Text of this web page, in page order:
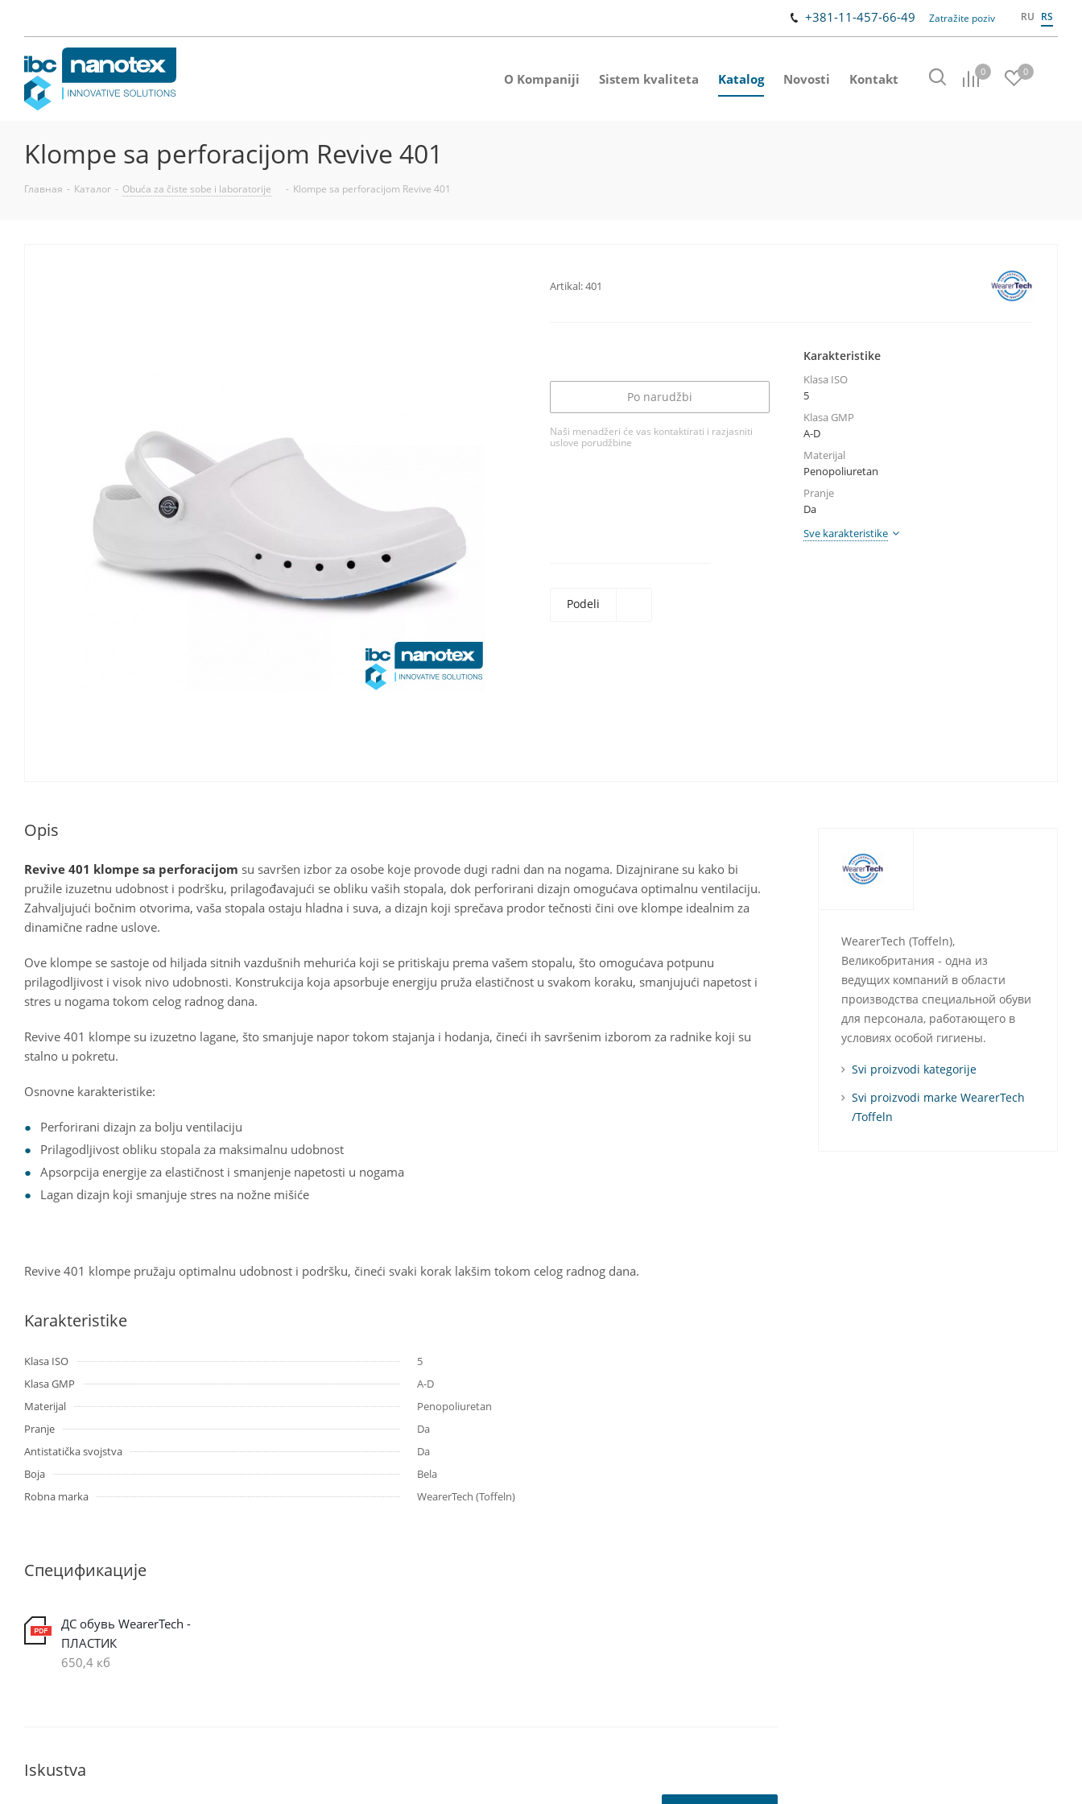
+381-11-457-66-49 Zatražite poziv RU RS
0 0
O Kompaniji Sistem kvaliteta Katalog Novosti Kontakt
Klompe sa perforacijom Revive 401
Главная - Каталог - Obuća za čiste sobe i laboratorije - Klompe sa perforacijom Revive 401
Artikal:401
Po narudžbi
Naši menadžeri će vas kontaktirati i razjasniti
uslove porudžbine
Karakteristike
Klasa ISO
5
Klasa GMP
A-D
Materijal
Penopoliuretan
Pranje
Da
Sve karakteristike
Podeli
Opis
Revive 401 klompe sa perforacijom su savršen izbor za osobe koje provode dugi radni dan na nogama. Dizajnirane su kako bi
pružile izuzetnu udobnost i podršku, prilagođavajući se obliku vaših stopala, dok perforirani dizajn omogućava optimalnu ventilaciju.
Zahvaljujući bočnim otvorima, vaša stopala ostaju hladna i suva, a dizajn koji sprečava prodor tečnosti čini ove klompe idealnim za
dinamične radne uslove.
Ove klompe se sastoje od hiljada sitnih vazdušnih mehurića koji se pritiskaju prema vašem stopalu, što omogućava potpunu
prilagodljivost i visok nivo udobnosti. Konstrukcija koja apsorbuje energiju pruža elastičnost u svakom koraku, smanjujući napetost i
stres u nogama tokom celog radnog dana.
Revive 401 klompe su izuzetno lagane, što smanjuje napor tokom stajanja i hodanja, čineći ih savršenim izborom za radnike koji su
stalno u pokretu.
Osnovne karakteristike:
Perforirani dizajn za bolju ventilaciju
Prilagodljivost obliku stopala za maksimalnu udobnost
Apsorpcija energije za elastičnost i smanjenje napetosti u nogama
Lagan dizajn koji smanjuje stres na nožne mišiće
Revive 401 klompe pružaju optimalnu udobnost i podršku, čineći svaki korak lakšim tokom celog radnog dana.
Karakteristike
Klasa ISO
5
Klasa GMP
A-D
Materijal
Penopoliuretan
Pranje
Da
Antistatička svojstva
Da
Boja
Bela
Robna marka
WearerTech (Toffeln)
Спецификације
ДС обувь WearerTech -
ПЛАСТИК
650,4 кб
Iskustva
WearerTech (Toffeln),
Великобритания - одна из
ведущих компаний в области
производства специальной обуви
для персонала, работающего в
условиях особой гигиены.
Svi proizvodi kategorije
Svi proizvodi marke WearerTech
/Toffeln